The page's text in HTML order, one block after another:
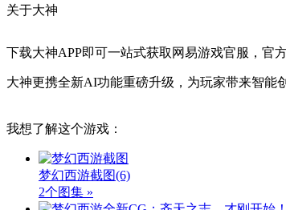
关于大神
下载大神APP即可一站式获取网易游戏官服，官
大神更携全新AI功能重磅升级，为玩家带来智
我想了解这个游戏：
梦幻西游截图(6)
2个图集 »